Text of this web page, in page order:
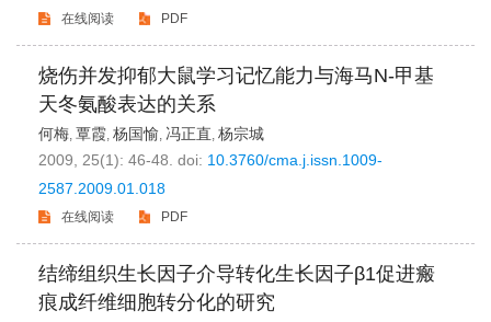
在线阅读 PDF
烧伤并发抑郁大鼠学习记忆能力与海马N-甲基
天冬氨酸表达的关系
何梅, 覃霞, 杨国愉, 冯正直, 杨宗城
2009, 25(1): 46-48. doi: 10.3760/cma.j.issn.1009-
2587.2009.01.018
在线阅读 PDF
结缔组织生长因子介导转化生长因子β1促进瘢
痕成纤维细胞转分化的研究